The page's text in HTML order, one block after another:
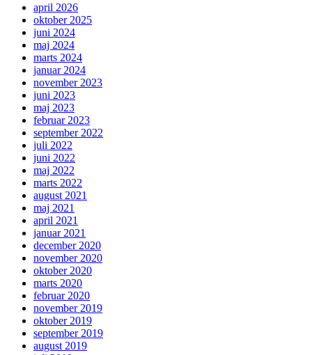
april 2026
oktober 2025
juni 2024
maj 2024
marts 2024
januar 2024
november 2023
juni 2023
maj 2023
februar 2023
september 2022
juli 2022
juni 2022
maj 2022
marts 2022
august 2021
maj 2021
april 2021
januar 2021
december 2020
november 2020
oktober 2020
marts 2020
februar 2020
november 2019
oktober 2019
september 2019
august 2019